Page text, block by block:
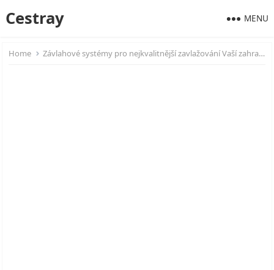
Cestray MENU
Home Závlahové systémy pro nejkvalitnější zavlažování Vaší zahrady je tu!